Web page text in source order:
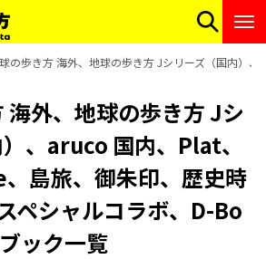
の歩き方 海外、地球の歩き方 Jシリーズ（国内）
海外、地球の歩き方 Jシ
、aruco 国内、Plat、
島旅、御朱印、歴史時
ペシャルコラボ、D-Bo
ック一覧